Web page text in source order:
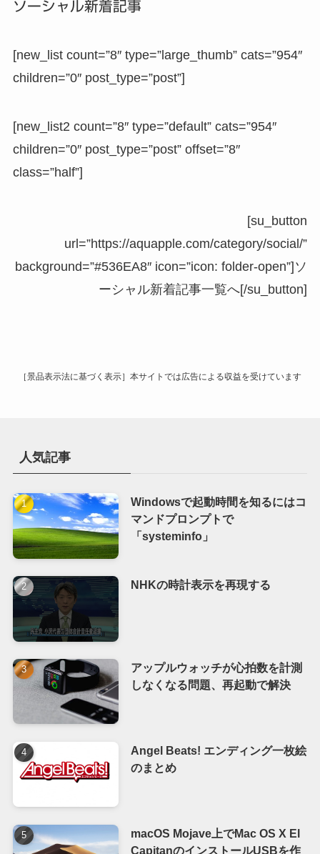
ソーシャル新着記事
[new_list count=”8″ type=”large_thumb” cats=”954″
children=”0″ post_type=”post”]
[new_list2 count=”8″ type=”default” cats=”954″
children=”0″ post_type=”post” offset=”8″
class=”half”]
[su_button
url=”https://aquapple.com/category/social/”
background=”#536EA8″ icon=”icon: folder-open”]ソ
ーシャル新着記事一覧へ[/su_button]
［景品表示法に基づく表示］本サイトでは広告による収益を受けています
人気記事
Windowsで起動時間を知るにはコ
マンドプロンプトで
「systeminfo」
NHKの時計表示を再現する
アップルウォッチが心拍数を計測
しなくなる問題、再起動で解決
Angel Beats! エンディング一枚絵
のまとめ
macOS Mojave上でMac OS X El
CapitanのインストールUSBを作